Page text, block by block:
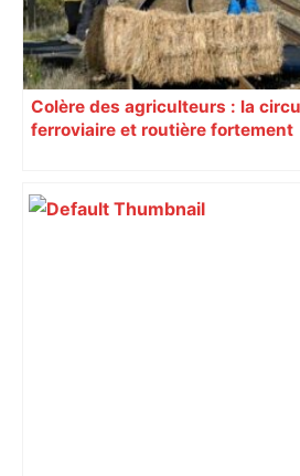
Colère des agriculteurs : la
ferroviaire et routière fortement